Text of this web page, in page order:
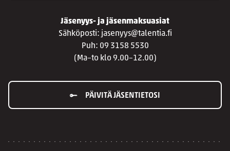
Jäsenyys- ja jäsenmaksuasiat
Sähköposti: jasenyys@talentia.fi
Puh: 09 3158 5530
(Ma–to klo 9.00–12.00)
PÄIVITÄ JÄSENTIETOSI